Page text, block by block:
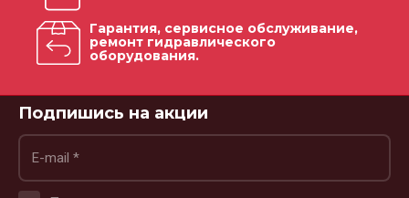
Гарантия, сервисное обслуживание,
ремонт гидравлического
оборудования.
Подпишись на акции